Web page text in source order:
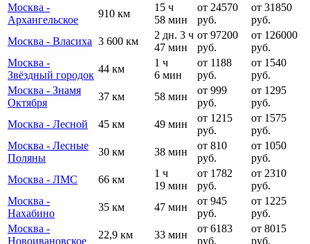
Москва -
Архангельское
910 км
15 ч
58 мин
от 24570
руб.
от 31850
руб.
Москва - Власиха 3 600 км
2 дн. 3 ч
47 мин
от 97200
руб.
от 126000
руб.
Москва -
Звёздный городок
44 км
1 ч
6 мин
от 1188
руб.
от 1540
руб.
Москва - Знамя
Октября
37 км 58 мин
от 999
руб.
от 1295
руб.
Москва - Лесной
45 км 49 мин
от 1215
руб.
от 1575
руб.
Москва - Лесные
Поляны
30 км 38 мин
от 810
руб.
от 1050
руб.
Москва - ЛМС
66 км
1 ч
19 мин
от 1782
руб.
от 2310
руб.
Москва -
Нахабино
35 км 47 мин
от 945
руб.
от 1225
руб.
Москва -
Новоивановское
22,9 км 33 мин
от 6183
руб.
от 8015
руб.